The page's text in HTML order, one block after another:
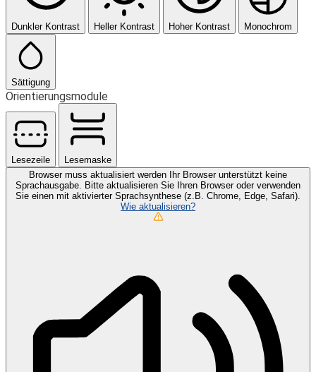
Dunkler Kontrast Heller Kontrast Hoher Kontrast Monochrom
Sättigung
Orientierungsmodule
Lesezeile
Lesemaske
Browser muss aktualisiert werden
Ihr Browser unterstützt keine
Sprachausgabe. Bitte aktualisieren Sie Ihren Browser oder verwenden
Sie einen mit aktivierter Sprachsynthese (z.B. Chrome, Edge, Safari).
Wie aktualisieren?